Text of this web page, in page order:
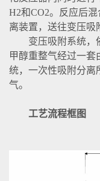
H2和CO2。反应后
离装置，送往变压吸
变压吸附系统，
甲醇重整气经过一套
统，一次性吸附分离
气。
工艺流程框图